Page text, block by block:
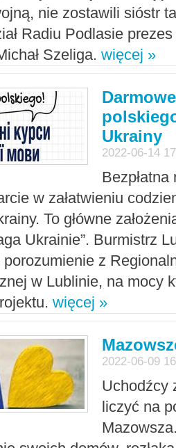
nie zostawili sióstr
Radiu Podlasie
Szeliga. więcej »
Ukrainy
2022-06-14
w załatwieniu
To główne
Ukrainie”. Burmistrz
porozumienie z
w Lublinie, na mocy
więcej »
2022-06-09
Uchodźcy
liczyć na